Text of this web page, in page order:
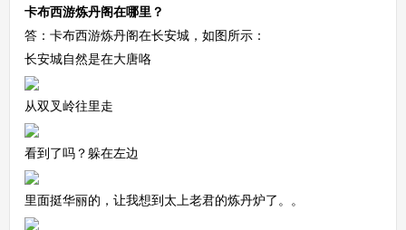
卡布西游炼丹阁在哪里？
答：卡布西游炼丹阁在长安城，如图所示：
长安城自然是在大唐咯
从双叉岭往里走
看到了吗？躲在左边
里面挺华丽的，让我想到太上老君的炼丹炉了。。